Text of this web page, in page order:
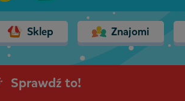
Sklep Znajomi
Sprawdź to!